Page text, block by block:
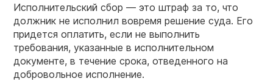
Исполнительский сбор — это штраф за то, что
должник не исполнил вовремя решение суда. Его
придется оплатить, если не выполнить
требования, указанные в исполнительном
документе, в течение срока, отведенного на
добровольное исполнение.